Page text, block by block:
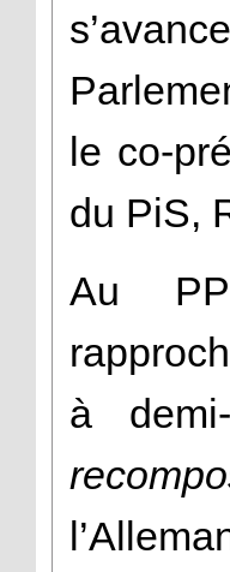
le co-
du PiS,
Au
à